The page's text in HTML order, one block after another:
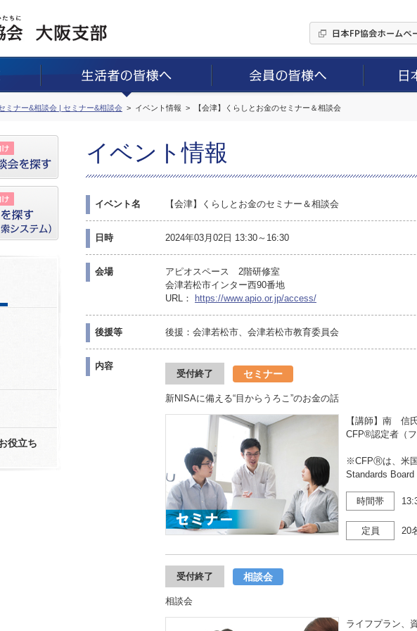
ミナー&相談会 | セミナー&相談会 イベント情報 【会津】くらしとお金のセミナー＆相談会
役立ち
イベント情報
イベント名 【会津】くらしとお金のセミナー＆相談会
日時 2024年03月02日 13:30～16:30
会場
アピオスペース 2階研修室
会津若松市インター西90番地
URL：
https://www.apio.or.jp/access/
後援等 後援：会津若松市、会津若松市教育委員会
内容
受付終了 セミナー
新NISAに備える“目からうろこ”のお金の話
【講師】南 信
CFP®認定者（フ
※CFPⓇは、米
Standards Board
時間帯
定員 20
受付終了 相談会
相談会
ライフプラン、